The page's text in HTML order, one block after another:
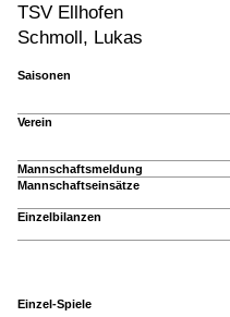
TSV Ellhofen
Schmoll, Lukas
Saisonen
Verein
Mannschaftsmeldung
Mannschaftseinsätze
Einzelbilanzen
Einzel-Spiele